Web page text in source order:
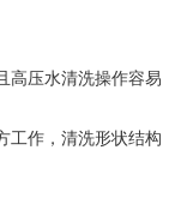
压水清洗操作容易
作，清洗形状结构